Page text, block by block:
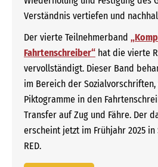
Verständnis vertiefen und
Der vierte Teilnehmerband
Fahrtenschreiber“ hat die vierte
vervollständigt. Dieser Band
im Bereich der
Piktogramme in den
Transfer auf Zug und Fähre. Der
erscheint jetzt im Frühjahr 2025 in
RED.